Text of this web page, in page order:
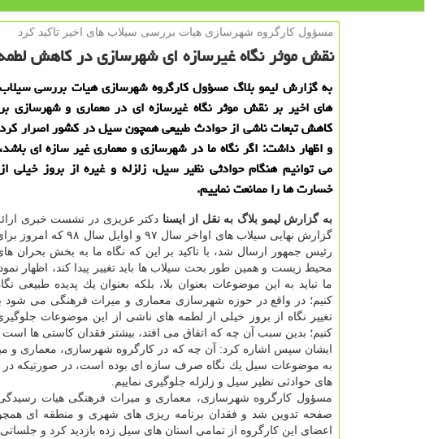
مسؤول كارگروه شهرسازی هیات بررسی سیلاب های اخیر تاكید كرد
نقش موثر نگاه غیرسازه ای شهرسازی در كاهش
به گزارش لیمو بلاگ مسؤول كارگروه شهرسازی هیات بررسی سیلاب
های اخیر بر نقش موثر نگاه غیرسازه ای در معماری و شهرسازی بر
كاهش تبعات ناشی از حوادث طبیعی همچون سیل در كشور اصرار كرد
و اظهار داشت: اگر نگاه ما در شهرسازی و معماری غیر سازه ای باشد،
می توانیم هنگام حوادثی نظیر سیل، زلزله و غیره از بروز خیلی از
خسارت ها را ممانعت نماییم.
به گزارش لیمو بلاگ به نقل از ایسنا دكتر عزیزی در نشست خبری
گزارش نهایی سیلاب های اواخر سال ۹۷ و اوایل سال ۹۸ كه
رئیس جمهور ارسال شد، با تاكید بر این كه نگاه ما به بخش بحران
محیط زیست و همین طور بحث سیلاب ها باید تغییر پیدا كند، اظهار
ما نباید به این موضوعات بعنوان بلا، بلكه بعنوان یك پدیده طبیعی
كنیم؛ در واقع در حوزه شهرسازی معماری و میراث فرهنگی می شود
تغییر نگاه از بروز خیلی از لطمه های ناشی از این موضوعات
كنیم؛ بدین سبب آن چه كه اتفاق می افتد، بیشتر فقدان كاستی ها
ایشان سپس اشاره كرد: آن چه كه در كارگروه شهرسازی، معماری و
به موضوعات سیل یك نگاه صرف سازه ای بوده است، در صورتیكه در
های حوادثی نظیر سیل و زلزله جلوگیری نماییم.
صفحه تدوین شد و فقدان برنامه ریزی های شهری و منطقه ای
اعضای این كارگروه از تمامی استان های سیل زده بازدید كرد و جلساتی